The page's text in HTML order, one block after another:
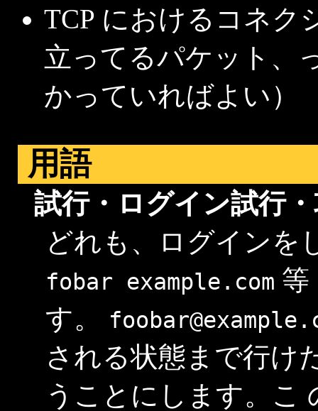
TCP におけるコネク
立ってるパケット、
かっていればよい）
用語
試行・ログイン試行
どれも、ログインを
fobar example.com 等
す。
される状態まで行け
うことにします。こ